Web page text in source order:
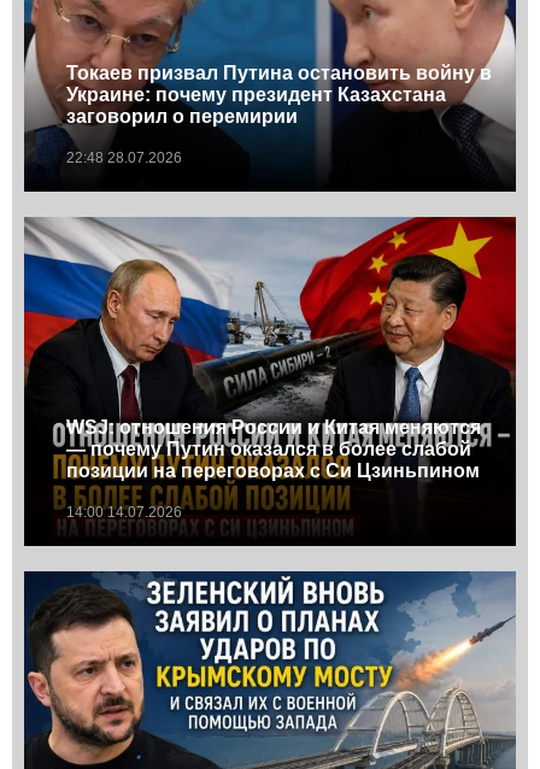
Токаев призвал Путина остановить войну в
Украине: почему президент Казахстана
заговорил о перемирии
22:48 28.07.2026
WSJ: отношения России и Китая меняются
— почему Путин оказался в более слабой
позиции на переговорах с Си Цзиньпином
14:00 14.07.2026